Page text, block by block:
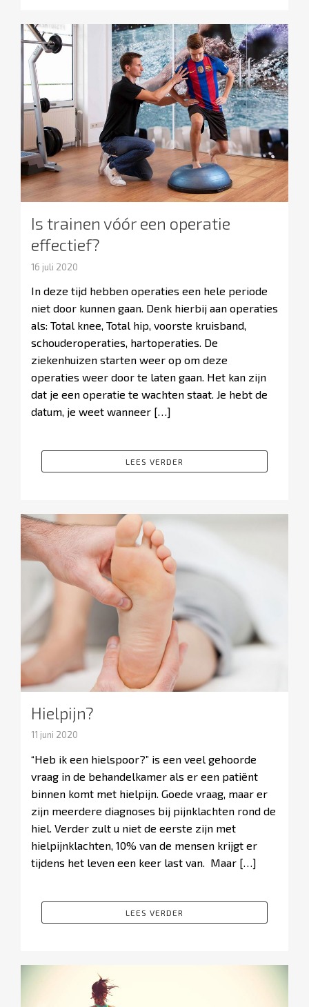
Is trainen vóór een operatie
effectief?
16 juli 2020
In deze tijd hebben operaties een hele periode
niet door kunnen gaan. Denk hierbij aan operaties
als: Total knee, Total hip, voorste kruisband,
schouderoperaties, hartoperaties. De
ziekenhuizen starten weer op om deze
operaties weer door te laten gaan. Het kan zijn
dat je een operatie te wachten staat. Je hebt de
datum, je weet wanneer […]
LEES VERDER
Hielpijn?
11 juni 2020
“Heb ik een hielspoor?” is een veel gehoorde
vraag in de behandelkamer als er een patiënt
binnen komt met hielpijn. Goede vraag, maar er
zijn meerdere diagnoses bij pijnklachten rond de
hiel. Verder zult u niet de eerste zijn met
hielpijnklachten, 10% van de mensen krijgt er
tijdens het leven een keer last van. Maar […]
LEES VERDER